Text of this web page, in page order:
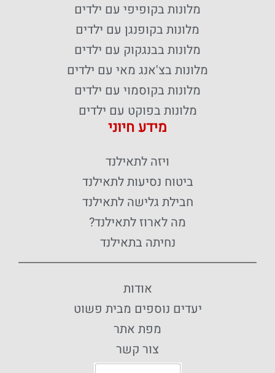
מלונות בקופיפי עם ילדים
מלונות בקופנגן עם ילדים
מלונות בבנגקוק עם ילדים
מלונות בצ'אנג מאי עם ילדים
מלונות בקוסמוי עם ילדים
מלונות בפוקט עם ילדים
מידע חיוני
ויזה לתאילנד
ביטוח נסיעות לתאילנד
חבילת גלישה לתאילנד
מה לארוז לתאילנד?
נחיתה בתאילנד
אודות
יעדים נוספים מבית פשוט
מפת אתר
צור קשר